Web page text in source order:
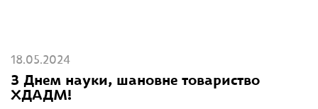
18.05.2024
З Днем науки, шановне товариство
ХДАДМ!